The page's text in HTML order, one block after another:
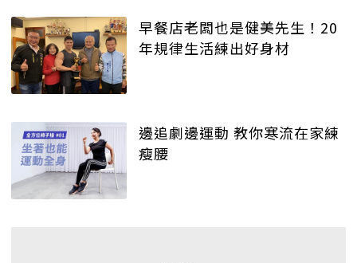
早餐店老闆也是健美先生！20
年規律生活練出好身材
邊追劇邊運動 教你寒流在家練
瘦腰